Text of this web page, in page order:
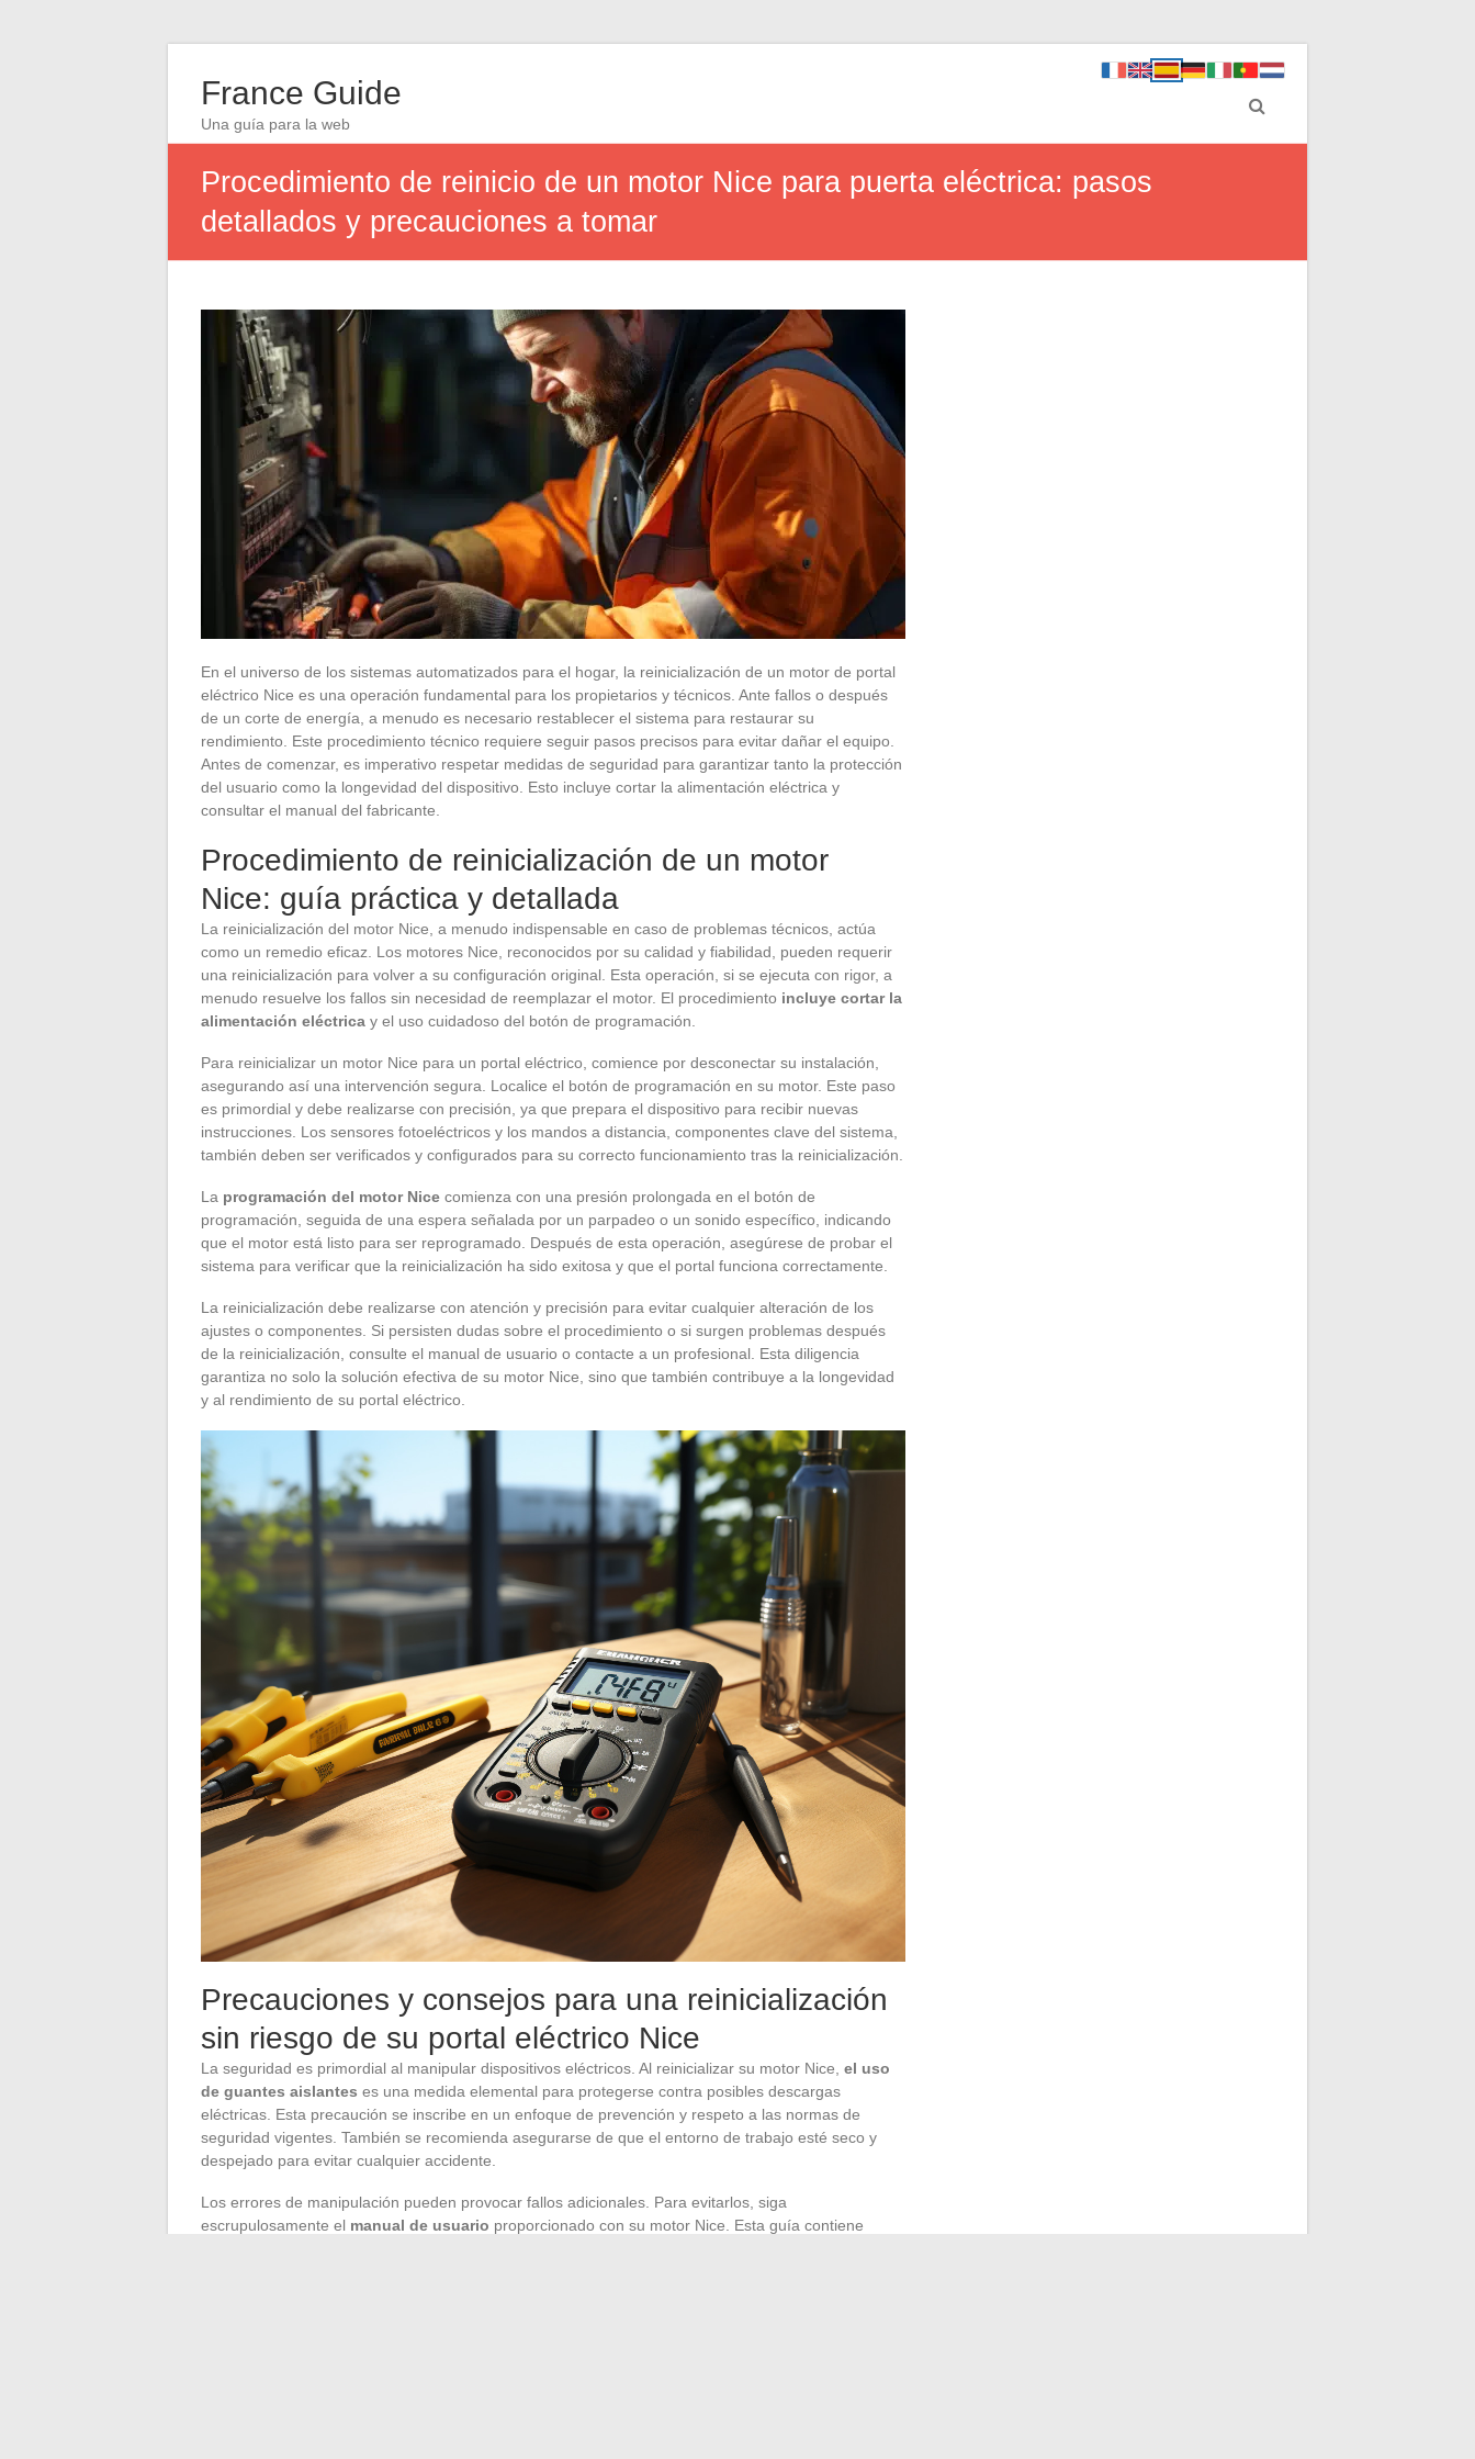
France Guide
Una guía para la web
Procedimiento de reinicio de un motor Nice para puerta eléctrica: pasos
detallados y precauciones a tomar
En el universo de los sistemas automatizados para el hogar, la reinicialización de un motor de portal
eléctrico Nice es una operación fundamental para los propietarios y técnicos. Ante fallos o después
de un corte de energía, a menudo es necesario restablecer el sistema para restaurar su
rendimiento. Este procedimiento técnico requiere seguir pasos precisos para evitar dañar el equipo.
Antes de comenzar, es imperativo respetar medidas de seguridad para garantizar tanto la protección
del usuario como la longevidad del dispositivo. Esto incluye cortar la alimentación eléctrica y
consultar el manual del fabricante.
Procedimiento de reinicialización de un motor
Nice: guía práctica y detallada
La reinicialización del motor Nice, a menudo indispensable en caso de problemas técnicos, actúa
como un remedio eficaz. Los motores Nice, reconocidos por su calidad y fiabilidad, pueden requerir
una reinicialización para volver a su configuración original. Esta operación, si se ejecuta con rigor, a
menudo resuelve los fallos sin necesidad de reemplazar el motor. El procedimiento incluye cortar la
alimentación eléctrica y el uso cuidadoso del botón de programación.
Para reinicializar un motor Nice para un portal eléctrico, comience por desconectar su instalación,
asegurando así una intervención segura. Localice el botón de programación en su motor. Este paso
es primordial y debe realizarse con precisión, ya que prepara el dispositivo para recibir nuevas
instrucciones. Los sensores fotoeléctricos y los mandos a distancia, componentes clave del sistema,
también deben ser verificados y configurados para su correcto funcionamiento tras la reinicialización.
La programación del motor Nice comienza con una presión prolongada en el botón de
programación, seguida de una espera señalada por un parpadeo o un sonido específico, indicando
que el motor está listo para ser reprogramado. Después de esta operación, asegúrese de probar el
sistema para verificar que la reinicialización ha sido exitosa y que el portal funciona correctamente.
La reinicialización debe realizarse con atención y precisión para evitar cualquier alteración de los
ajustes o componentes. Si persisten dudas sobre el procedimiento o si surgen problemas después
de la reinicialización, consulte el manual de usuario o contacte a un profesional. Esta diligencia
garantiza no solo la solución efectiva de su motor Nice, sino que también contribuye a la longevidad
y al rendimiento de su portal eléctrico.
Precauciones y consejos para una reinicialización
sin riesgo de su portal eléctrico Nice
La seguridad es primordial al manipular dispositivos eléctricos. Al reinicializar su motor Nice, el uso
de guantes aislantes es una medida elemental para protegerse contra posibles descargas
eléctricas. Esta precaución se inscribe en un enfoque de prevención y respeto a las normas de
seguridad vigentes. También se recomienda asegurarse de que el entorno de trabajo esté seco y
despejado para evitar cualquier accidente.
Los errores de manipulación pueden provocar fallos adicionales. Para evitarlos, siga
escrupulosamente el manual de usuario proporcionado con su motor Nice. Esta guía contiene